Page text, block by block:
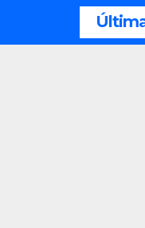
aumentar su